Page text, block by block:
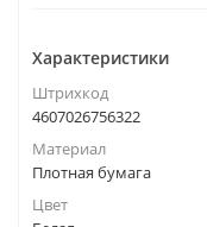
Характеристики
Штрихкод
4607026756322
Материал
Плотная бумага
Цвет